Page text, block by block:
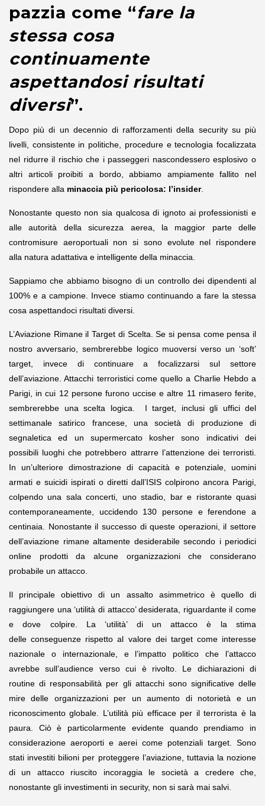
pazzia come “fare la
stessa cosa
continuamente
aspettandosi risultati
diversi”.
Dopo più di un decennio di rafforzamenti della security su più
livelli, consistente in politiche, procedure e tecnologia focalizzata
nel ridurre il rischio che i passeggeri nascondessero esplosivo o
altri articoli proibiti a bordo, abbiamo ampiamente fallito nel
rispondere alla minaccia più pericolosa: l’insider.
Nonostante questo non sia qualcosa di ignoto ai professionisti e
alle autorità della sicurezza aerea, la maggior parte delle
contromisure aeroportuali non si sono evolute nel rispondere
alla natura adattativa e intelligente della minaccia.
Sappiamo che abbiamo bisogno di un controllo dei dipendenti al
100% e a campione. Invece stiamo continuando a fare la stessa
cosa aspettandoci risultati diversi.
L’Aviazione Rimane il Target di Scelta. Se si pensa come pensa il
nostro avversario, sembrerebbe logico muoversi verso un ‘soft’
target, invece di continuare a focalizzarsi sul settore
dell’aviazione. Attacchi terroristici come quello a Charlie Hebdo a
Parigi, in cui 12 persone furono uccise e altre 11 rimasero ferite,
sembrerebbe una scelta logica. I target, inclusi gli uffici del
settimanale satirico francese, una società di produzione di
segnaletica ed un supermercato kosher sono indicativi dei
possibili luoghi che potrebbero attrarre l’attenzione dei terroristi.
In un’ulteriore dimostrazione di capacità e potenziale, uomini
armati e suicidi ispirati o diretti dall’ISIS colpirono ancora Parigi,
colpendo una sala concerti, uno stadio, bar e ristorante quasi
contemporaneamente, uccidendo 130 persone e ferendone a
centinaia. Nonostante il successo di queste operazioni, il settore
dell’aviazione rimane altamente desiderabile secondo i periodici
online prodotti da alcune organizzazioni che considerano
probabile un attacco.
Il principale obiettivo di un assalto asimmetrico è quello di
raggiungere una ‘utilità di attacco’ desiderata, riguardante il come
e dove colpire. La ‘utilità’ di un attacco è la stima
delle conseguenze rispetto al valore dei target come interesse
nazionale o internazionale, e l’impatto politico che l’attacco
avrebbe sull’audience verso cui è rivolto. Le dichiarazioni di
routine di responsabilità per gli attacchi sono significative delle
mire delle organizzazioni per un aumento di notorietà e un
riconoscimento globale. L’utilità più efficace per il terrorista è la
paura. Ciò è particolarmente evidente quando prendiamo in
considerazione aeroporti e aerei come potenziali target. Sono
stati investiti bilioni per proteggere l’aviazione, tuttavia la nozione
di un attacco riuscito incoraggia le società a credere che,
nonostante gli investimenti in security, non si sarà mai salvi.